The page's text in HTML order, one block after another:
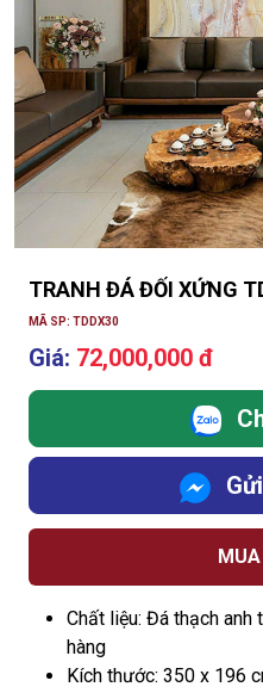
TRANH ĐÁ ĐỐI XỨNG
MÃ SP: TDDX30
Giá: 72,000,000 đ
Chất liệu: Đá thạch anh
hàng
Kích thước: 350 x 196